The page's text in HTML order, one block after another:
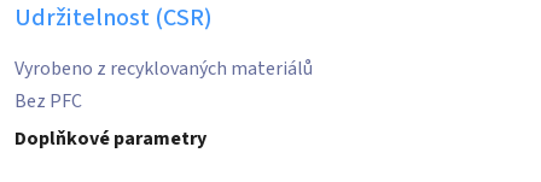
Udržitelnost (CSR)
Vyrobeno z recyklovaných materiálů
Bez PFC
Doplňkové parametry